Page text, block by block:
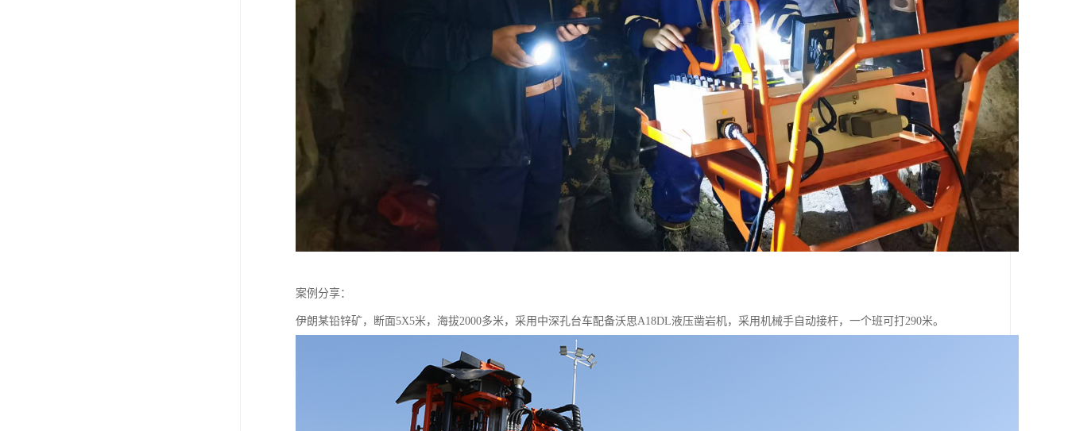
案例分享：
伊朗某铅锌矿，断面5X5米，海拔2000多米，采用中深孔台车配备沃思A18DL液压凿岩机，采用机械手自动接杆，一个班可打290米。